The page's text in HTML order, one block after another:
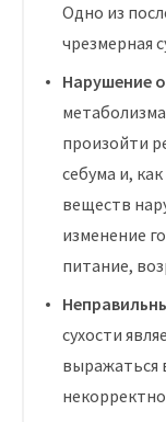
Одно из
чрезмерная
Нарушение
произойти
себума и,
веществ
изменение
питание,
сухости
выражаться